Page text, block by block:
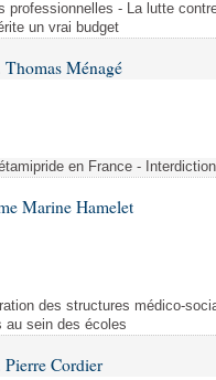
professionnelles - La lutte
un vrai budget
Ménagé
en France -
Marine Hamelet
des structures médico-
au sein des écoles
Cordier